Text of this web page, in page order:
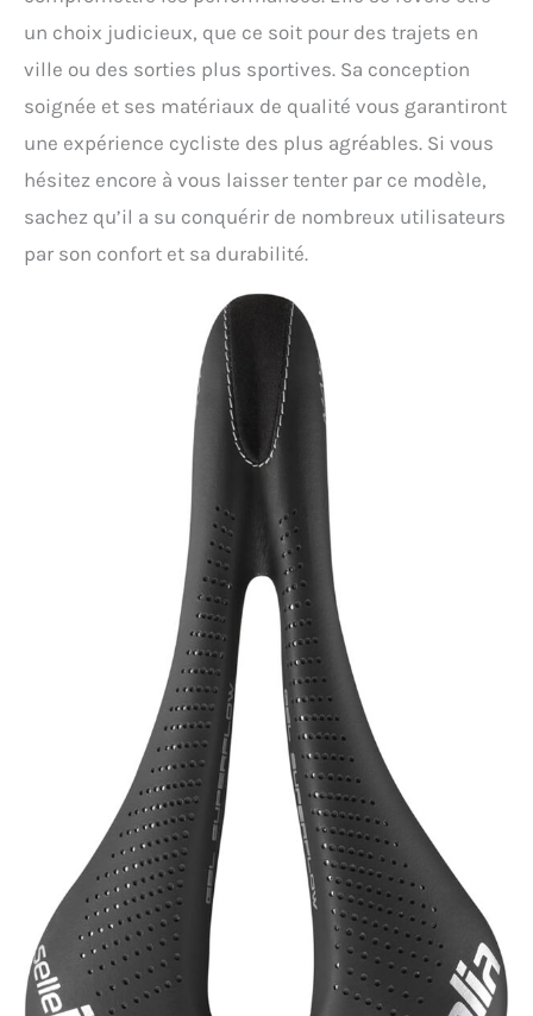
un choix judicieux, que ce soit pour des trajets en
ville ou des sorties plus sportives. Sa conception
soignée et ses matériaux de qualité vous garantiront
une expérience cycliste des plus agréables. Si vous
hésitez encore à vous laisser tenter par ce modèle,
sachez qu’il a su conquérir de nombreux utilisateurs
par son confort et sa durabilité.